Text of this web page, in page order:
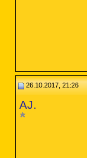
26.10.2017, 21:26
AJ.